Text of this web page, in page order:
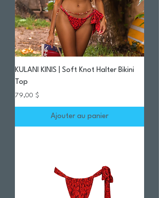
KULANI KINIS | Soft Knot Halter Bikini
Top
Prix
79,00 $
Ajouter au panier